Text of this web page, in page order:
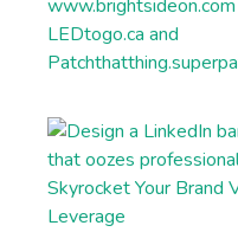
Rephrase your
style to appeal to